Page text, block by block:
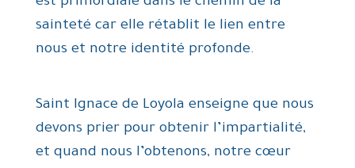
sainteté car elle rétablit le lien entre
nous et notre identité profonde.
Saint Ignace de Loyola enseigne que nous
devons prier pour obtenir l’impartialité,
et quand nous l’obtenons, notre cœur